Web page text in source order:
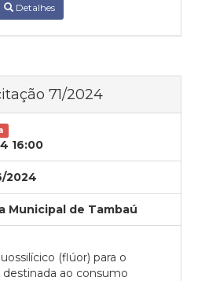
Detalhes
71/2024
16:00
2024
Municipal de Tambaú
(flúor) para o
ao consumo